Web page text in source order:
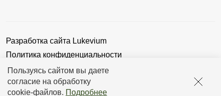
Пользуясь сайтом вы даете
согласие на обработку
cookie-файлов. Подробнее
Разработка сайта Lukevium
Политика конфиденциальности
Пользовательское соглашение